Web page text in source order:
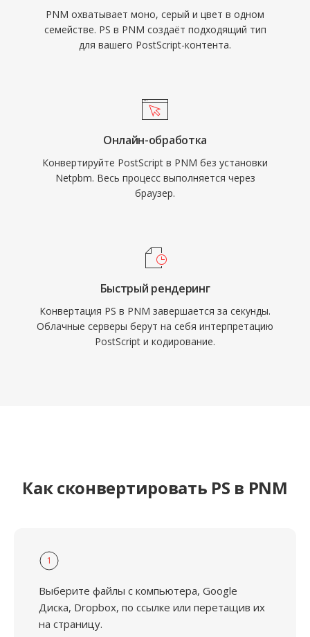
PNM охватывает моно, серый и цвет в одном
семействе. PS в PNM создаёт подходящий тип
для вашего PostScript-контента.
Онлайн-обработка
Конвертируйте PostScript в PNM без установки
Netpbm. Весь процесс выполняется через
браузер.
Быстрый рендеринг
Конвертация PS в PNM завершается за секунды.
Облачные серверы берут на себя интерпретацию
PostScript и кодирование.
Как сконвертировать PS в PNM
1
Выберите файлы с компьютера, Google
Диска, Dropbox, по ссылке или перетащив их
на страницу.